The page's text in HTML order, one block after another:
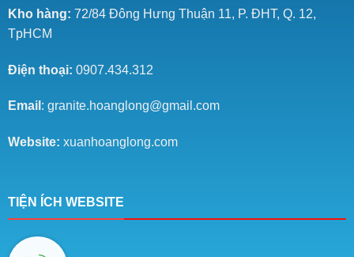
Kho hàng: 72/84 Đông Hưng Thuận 11, P. ĐHT, Q. 12,
TpHCM
Điện thoại: 0907.434.312
Email : granite.hoanglong@gmail.com
Website: xuanhoanglong.com
TIỆN ÍCH WEBSITE